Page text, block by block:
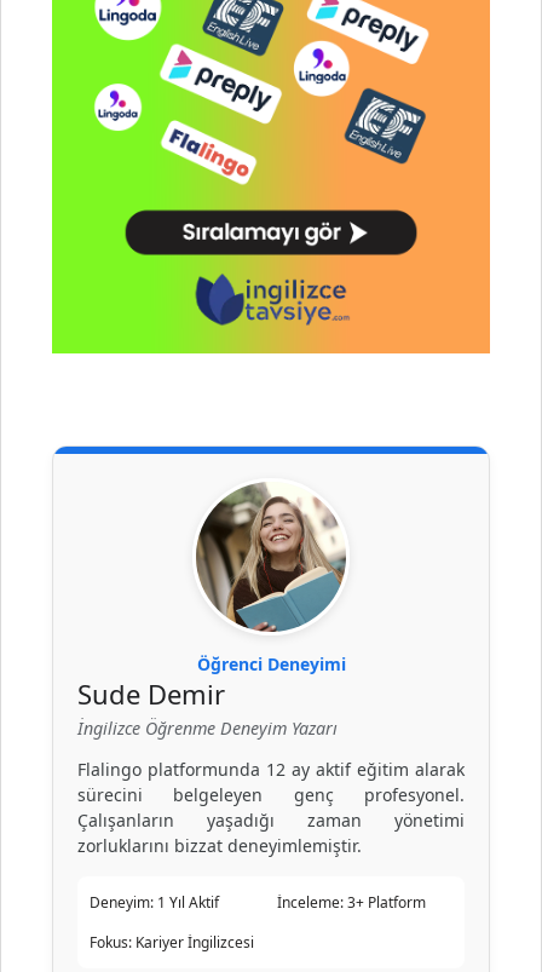
Öğrenci Deneyimi
Sude Demir
İngilizce Öğrenme Deneyim Yazarı
Flalingo platformunda 12 ay aktif eğitim alarak
sürecini belgeleyen genç profesyonel.
Çalışanların yaşadığı zaman yönetimi
zorluklarını bizzat deneyimlemiştir.
Deneyim:1 Yıl Aktif İnceleme:3+ Platform
Fokus:Kariyer İngilizcesi